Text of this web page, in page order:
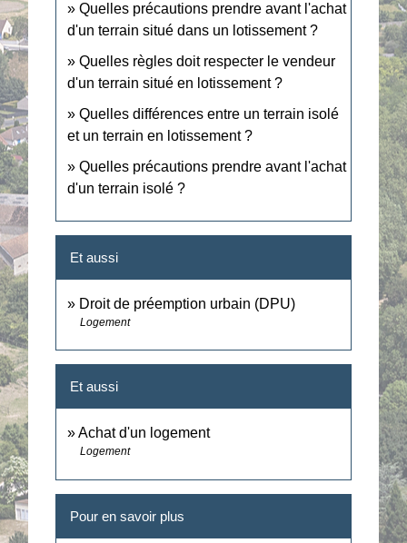
Quelles précautions prendre avant l'achat
d'un terrain situé dans un lotissement ?
Quelles règles doit respecter le vendeur
d'un terrain situé en lotissement ?
Quelles différences entre un terrain isolé
et un terrain en lotissement ?
Quelles précautions prendre avant l'achat
d'un terrain isolé ?
Et aussi
Droit de préemption urbain (DPU)
Logement
Et aussi
Achat d'un logement
Logement
Pour en savoir plus